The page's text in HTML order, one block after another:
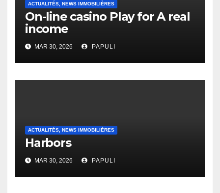
ACTUALITÉS, NEWS IMMOBILIÈRES
On-line casino Play for A real
income
MAR 30, 2026 PAPULI
ACTUALITÉS, NEWS IMMOBILIÈRES
Harbors
MAR 30, 2026 PAPULI